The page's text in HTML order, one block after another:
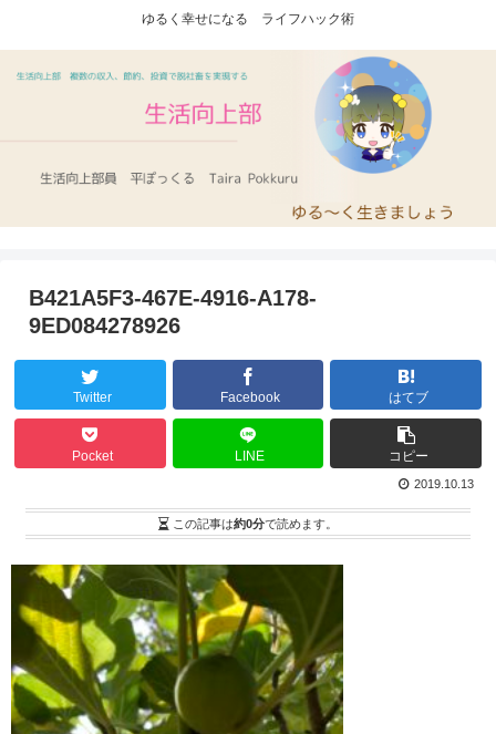
ゆるく幸せになる ライフハック術
B421A5F3-467E-4916-A178-
9ED084278926
Twitter Facebook はてブ
Pocket LINE コピー
2019.10.13
この記事は約0分で読めます。